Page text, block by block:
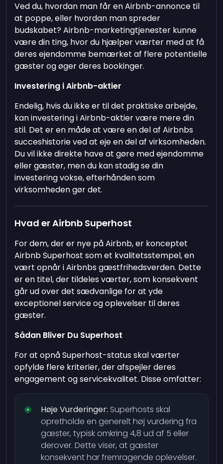
Ved du, hvordan man får en Airbnb-annonce til
at poppe, eller hvordan man spreder
budskabet? Airbnb-marketingtjenester kunne
være din ting, hvor du hjælper værter med at få
deres ejendomme bemærket af flere potentielle
gæster og øger deres bookinger.
Investering i Airbnb-aktier
Endelig, hvis du ikke er til det praktiske arbejde,
kan investering i Airbnb-aktier være mere din
stil. Det er en måde at være en del af Airbnbs
succeshistorie ved at eje en del af virksomheden.
Du vil ikke direkte have at gøre med ejendomme
eller gæster, men du kan stadig se din
investering vokse, efterhånden som
virksomheden gør det.
Hvad er Airbnb Superhost
For dem, der er nye på Airbnb, er konceptet
Airbnb Superhost som et kvalitetsstempel, en
vært opnår i Airbnbs gæstfrihedsverden. Dette
er en titel, der tildeles værter, som konsekvent
går ud over det sædvanlige for at yde
exceptionel service og oplevelser til deres
gæster.
Sådan Bliver Du Superhost
For at opnå Superhost-status skal værter
opfylde flere kriterier, der afspejler deres
engagement og servicekvalitet. Disse omfatter:
Høje Vurderinger: Superhosts skal
opretholde en generelt høj vurdering fra
gæster, typisk omkring 4,8 ud af 5 eller
derover. Dette viser, at gæster
konsekvent har fremragende oplevelser.